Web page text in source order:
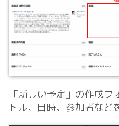
「新しい予定」の作成
トル、日時、参加者など